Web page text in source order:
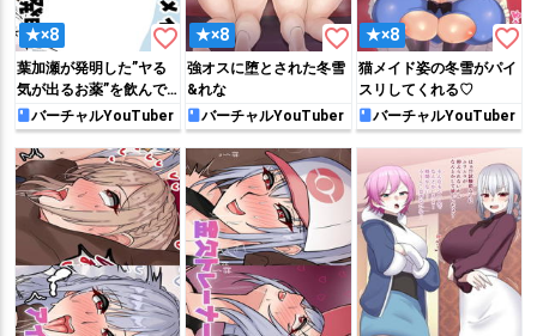
★×8 favorite_border
葉加瀬が発明した”ヤる
気が出るお薬”を飲んで…
♡バーチャルYouTuber
★×8 favorite_border
強オスに堕とされた冬雪
&れな
バーチャルYouTuber
★×8 favorite_border
猫メイド姿の冬雪がパイ
スリしてくれる♡
バーチャルYouTuber